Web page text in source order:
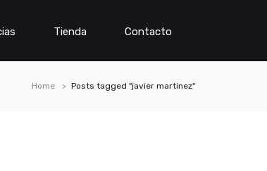
Tienda Contacto
Home Posts tagged "javier martinez"